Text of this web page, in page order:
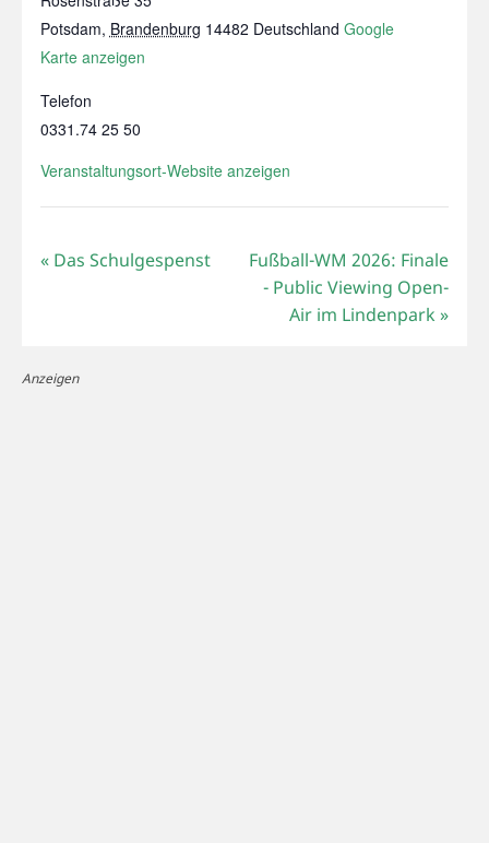
Potsdam, Brandenburg 14482 Deutschland Google
Karte anzeigen
Telefon
0331.74 25 50
Veranstaltungsort-Website anzeigen
«Das Schulgespenst
Fußball-WM 2026: Finale
- Public Viewing Open-
Air im Lindenpark»
Anzeigen